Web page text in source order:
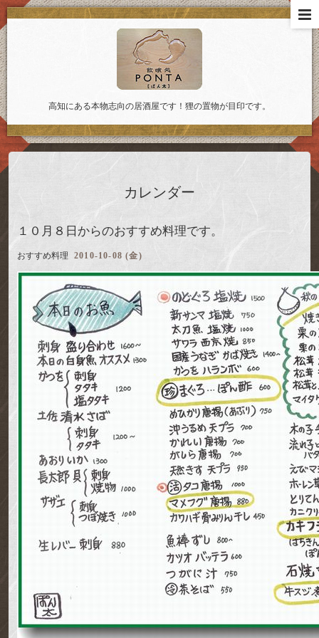
高知にある本物志向の居酒屋です！狸の置物が目印です。
カレンダー
１０月８日からのおすすめ料理です。
おすすめ料理 2010-10-08 (金)